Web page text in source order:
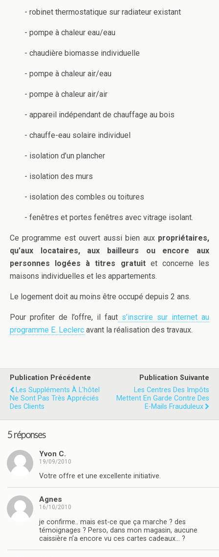
- robinet thermostatique sur radiateur existant
- pompe à chaleur eau/eau
- chaudière biomasse individuelle
- pompe à chaleur air/eau
- pompe à chaleur air/air
- appareil indépendant de chauffage au bois
- chauffe-eau solaire individuel
- isolation d’un plancher
- isolation des murs
- isolation des combles ou toitures
- fenêtres et portes fenêtres avec vitrage isolant.
Ce programme est ouvert aussi bien aux propriétaires,
qu’aux locataires, aux bailleurs ou encore aux
personnes logées à titres gratuitet concerne les
maisons individuelles et les appartements.
Le logement doit au moins être occupé depuis 2 ans.
Pour profiter de l’offre, il faut s’inscrire sur internet au
programme E. Leclerc avant la réalisation des travaux.
Publication Précédente
Les Suppléments À L'hôtel
Ne Sont Pas Très Appréciés
Des Clients
Publication Suivante
Les Centres Des Impôts
Mettent En Garde Contre Des
E-Mails Frauduleux
5 réponses
Yvon C.
19/09/2010
Votre offre et une excellente initiative.
Agnes
16/10/2010
je confirme.. mais est-ce que ça marche ? des
témoignages ? Perso, dans mon magasin, aucune
caissière n’a encore vu ces cartes cadeaux… ?